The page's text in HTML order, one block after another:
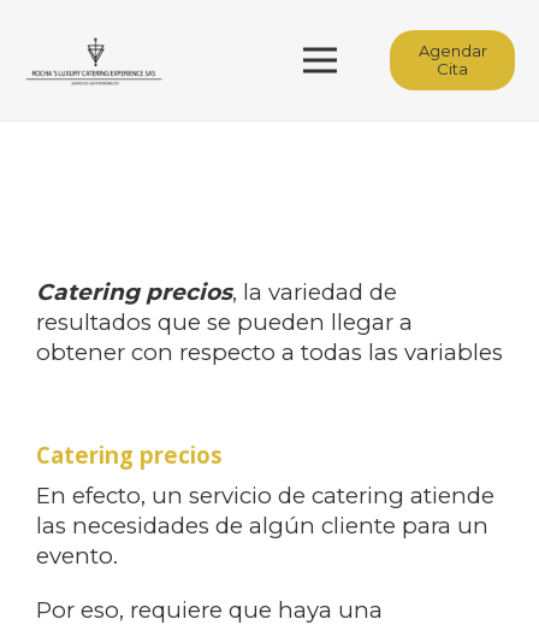
Agendar
Cita
Catering precios, la variedad de
resultados que se pueden llegar a
obtener con respecto a todas las variables
Catering precios
En efecto, un servicio de catering atiende
las necesidades de algún cliente para un
evento.
Por eso, requiere que haya una